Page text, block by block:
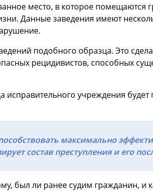
место, в которое помещаются
Данные заведения имеют
подобного образца. Это
рецидивистов, способных
учреждения будет
максимально
состав преступления и его
был ли ранее судим гражданин, и